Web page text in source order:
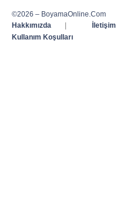
©2026 – BoyamaOnline.Com
Hakkımızda
| İletişim
Kullanım Koşulları